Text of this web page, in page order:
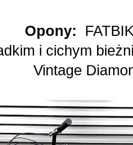
Opony:
i cichym
Vintage